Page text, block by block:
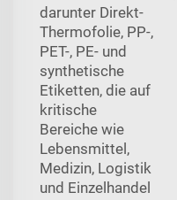
darunter Direkt-
Thermofolie, PP-,
PET-, PE- und
synthetische
Etiketten, die auf
kritische
Bereiche wie
Lebensmittel,
Medizin, Logistik
und Einzelhandel